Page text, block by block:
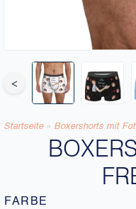
<
Startseite » Boxershorts mit
FARBE